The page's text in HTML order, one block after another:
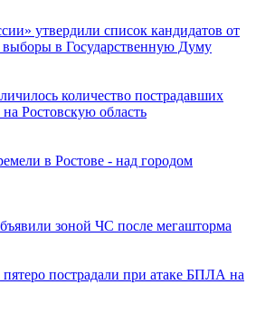
утвердили список кандидатов от
выборы в Государственную Думу
количество пострадавших
Ростовскую область
в Ростове - над городом
зоной ЧС после мегашторма
пострадали при атаке БПЛА на